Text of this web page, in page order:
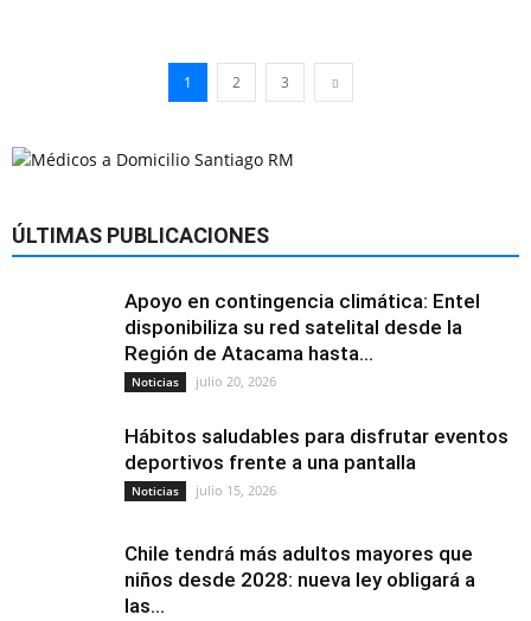
1 2 3
ÚLTIMAS PUBLICACIONES
Apoyo en contingencia climática: Entel
disponibiliza su red satelital desde la
Región de Atacama hasta...
Noticias julio 20, 2026
Hábitos saludables para disfrutar eventos
deportivos frente a una pantalla
Noticias julio 15, 2026
Chile tendrá más adultos mayores que
niños desde 2028: nueva ley obligará a
las...